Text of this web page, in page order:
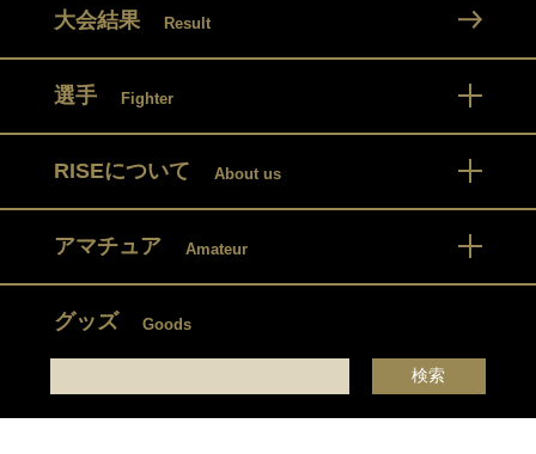
大会結果 Result
選手 Fighter
RISEについて About us
アマチュア Amateur
グッズ Goods